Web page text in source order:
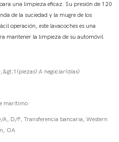
una limpieza eficaz. Su presión de 120
de la suciedad y la mugre de los
operación, este lavacoches es una
mantener la limpieza de su automóvil.
negociar(días)
marítimo
A, D/P, Transferencia bancaria, Western
OA